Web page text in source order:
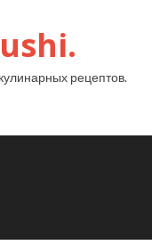
рецептов.